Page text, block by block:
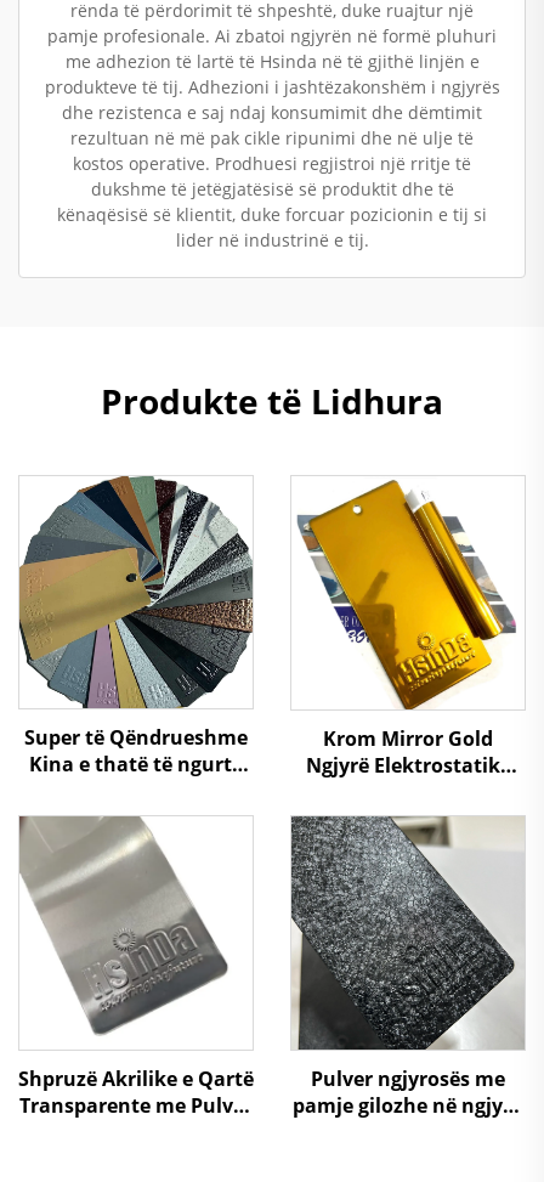
rënda të përdorimit të shpeshtë, duke ruajtur një
pamje profesionale. Ai zbatoi ngjyrën në formë pluhuri
me adhezion të lartë të Hsinda në të gjithë linjën e
produkteve të tij. Adhezioni i jashtëzakonshëm i ngjyrës
dhe rezistenca e saj ndaj konsumimit dhe dëmtimit
rezultuan në më pak cikle ripunimi dhe në ulje të
kostos operative. Prodhuesi regjistroi një rritje të
dukshme të jetëgjatësisë së produktit dhe të
kënaqësisë së klientit, duke forcuar pozicionin e tij si
lider në industrinë e tij.
Produkte të Lidhura
Super të Qëndrueshme
Kina e thatë të ngurtë
Fabrikantë me çmime
të ulëta për
Distribuitorë Shitës
Krom Mirror Gold
Ngjyrë Elektrostatike
Kimikateve Rezistente
Oksiduese Përmbushje
Pulvere Spray Paint për
Fabricim Metalik
Shpruzë Akrilike e Qartë
Transparente me Pulver
Pulver ngjyrosës me
pamje gilozhe në ngjyra